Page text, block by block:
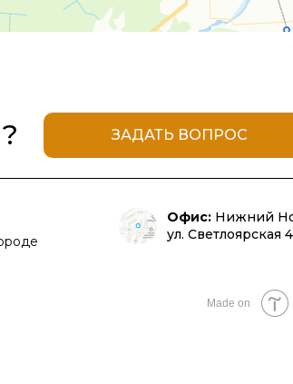
Офис: Нижний
ул. Светлоярская
ЗАДАТЬ ВОПРОС
Made on